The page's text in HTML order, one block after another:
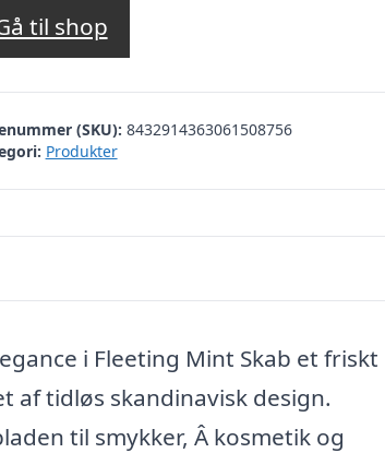
til shop
(SKU): 8432914363061508756
Produkter
i Fleeting Mint Skab et friskt
af tidløs skandinavisk design.
til smykker, Â kosmetik og